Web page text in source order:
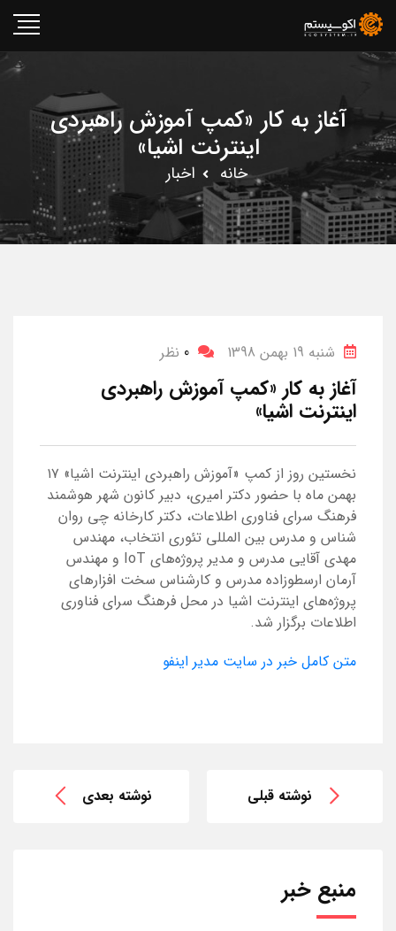
آغاز به کار «کمپ آموزش راهبردی
اینترنت اشیا»
خانه اخبار
شنبه 19 بهمن 1398 0 نظر
آغاز به کار «کمپ آموزش راهبردی
اینترنت اشیا»
نخستین روز از کمپ «آموزش راهبردی اینترنت اشیا» ۱۷
بهمن ماه با حضور دکتر امیری، دبیر کانون شهر هوشمند
فرهنگ سرای فناوری اطلاعات، دکتر کارخانه چی روان
شناس و مدرس بین المللی تئوری انتخاب، مهندس
مهدی آقایی مدرس و مدیر پروژه‌های IoT و مهندس
آرمان ارسطوزاده مدرس و کارشناس سخت افزارهای
پروژه‌های اینترنت اشیا در محل فرهنگ سرای فناوری
اطلاعات برگزار شد.
متن کامل خبر در سایت مدیر اینفو
نوشته قبلی نوشته بعدی
منبع خبر